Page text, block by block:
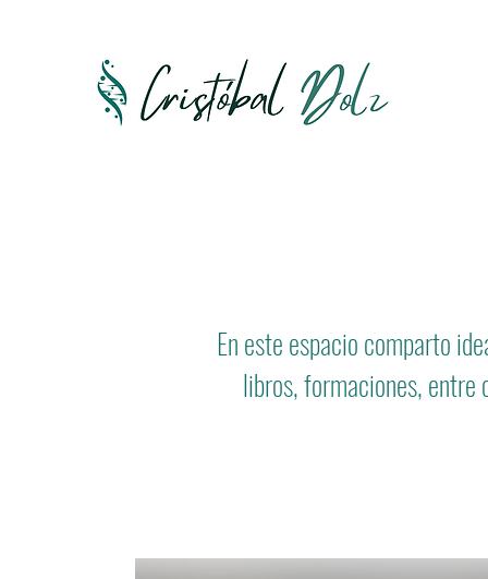
En este espacio comparto
libros, formaciones, entre